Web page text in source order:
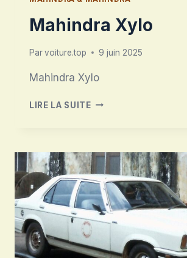
Mahindra Xylo
Parvoiture.top 9 juin 2025
Mahindra Xylo
LIRE LA SUITEMAHINDRA